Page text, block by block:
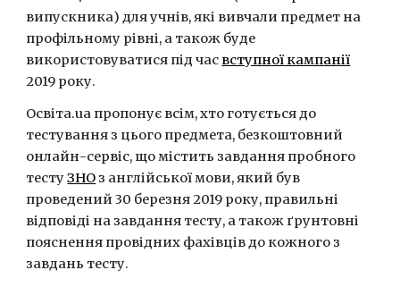
випускника) для учнів, які вивчали предмет на
профільному рівні, а також буде
використовуватися під час вступної кампанії
2019 року.
Освіта.ua пропонує всім, хто готується до
тестування з цього предмета, безкоштовний
онлайн-сервіс, що містить завдання пробного
тесту ЗНО з англійської мови, який був
проведений 30 березня 2019 року, правильні
відповіді на завдання тесту, а також ґрунтовні
пояснення провідних фахівців до кожного з
завдань тесту.